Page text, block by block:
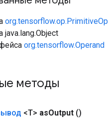
org.tensorflow.op.PrimitiveOp
java.lang.Object
org.tensorflow.Operand
методы
<T> asOutput ()